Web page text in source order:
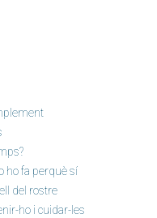
ho fa perquè sí
del rostre
ho i cuidar-les